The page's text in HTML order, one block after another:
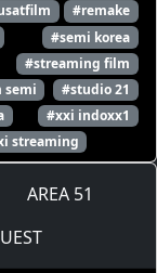
#remake
#semi korea
#streaming film
semi
#studio 21
#xxi indoxx1
streaming
AREA 51